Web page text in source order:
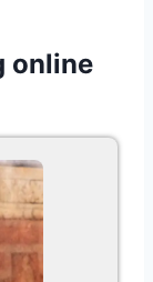
online